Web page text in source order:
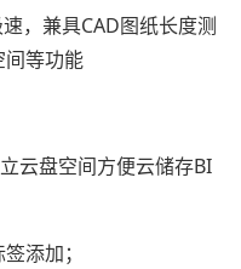
，兼具CAD图纸长度测
间等功能
云盘空间方便云储存BI
添加；